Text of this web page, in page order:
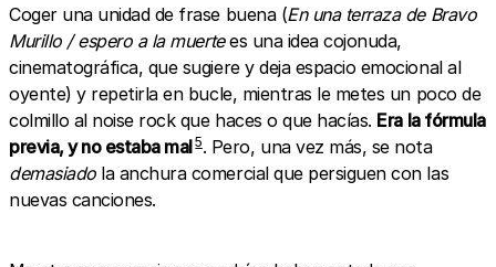
Coger una unidad de frase buena (En una terraza de Bravo
Murillo / espero a la muertees una idea cojonuda,
cinematográfica, que sugiere y deja espacio emocional al
oyente) y repetirla en bucle, mientras le metes un poco de
colmillo al noise rock que haces o que hacías. Era la fórmula
previa, y no estaba mal5. Pero, una vez más, se nota
demasiadola anchura comercial que persiguen con las
nuevas canciones.